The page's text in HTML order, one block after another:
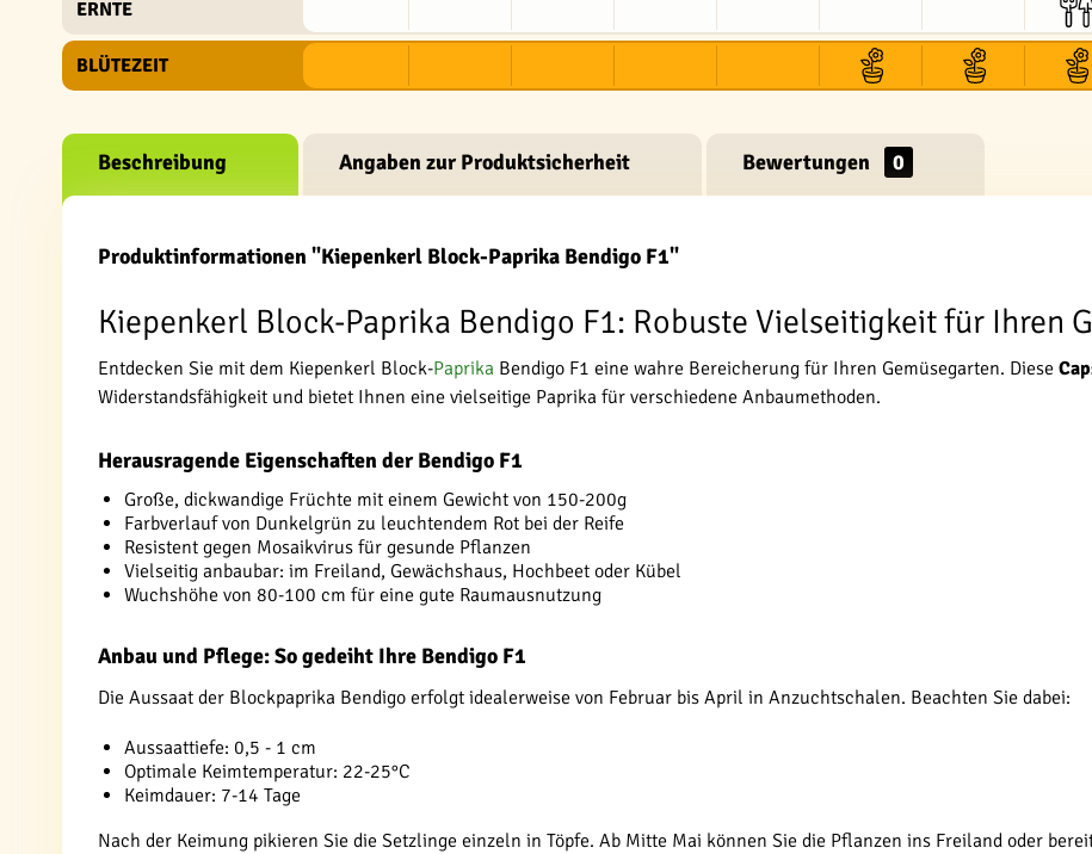
ERNTE
BLÜTEZEIT
Beschreibung Angaben zur Produktsicherheit Bewertungen 0
Produktinformationen "Kiepenkerl Block-Paprika Bendigo F1"
Kiepenkerl Block-Paprika Bendigo F1: Robuste Vielseitigkeit für Ihren
Entdecken Sie mit dem Kiepenkerl Block-Paprika Bendigo F1 eine wahre Bereicherung für Ihren Gemüsegarten. Diese
Widerstandsfähigkeit und bietet Ihnen eine vielseitige Paprika für verschiedene Anbaumethoden.
Herausragende Eigenschaften der Bendigo F1
Große, dickwandige Früchte mit einem Gewicht von 150-200g
Farbverlauf von Dunkelgrün zu leuchtendem Rot bei der Reife
Resistent gegen Mosaikvirus für gesunde Pflanzen
Vielseitig anbaubar: im Freiland, Gewächshaus, Hochbeet oder Kübel
Wuchshöhe von 80-100 cm für eine gute Raumausnutzung
Anbau und Pflege: So gedeiht Ihre Bendigo F1
Die Aussaat der Blockpaprika Bendigo erfolgt idealerweise von Februar bis April in Anzuchtschalen. Beachten Sie dabei:
Aussaattiefe: 0,5 - 1 cm
Optimale Keimtemperatur: 22-25°C
Keimdauer: 7-14 Tage
Nach der Keimung pikieren Sie die Setzlinge einzeln in Töpfe. Ab Mitte Mai können Sie die Pflanzen ins Freiland oder